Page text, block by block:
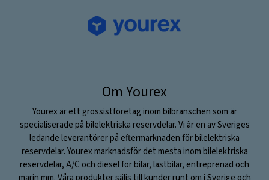
Om Yourex
Yourex är ett grossistföretag inom bilbranschen som är
specialiserade på bilelektriska reservdelar. Vi är en av Sveriges
ledande leverantörer på eftermarknaden för bilelektriska
reservdelar. Yourex marknadsför det mesta inom bilelektriska
reservdelar, A/C och diesel för bilar, lastbilar, entreprenad och